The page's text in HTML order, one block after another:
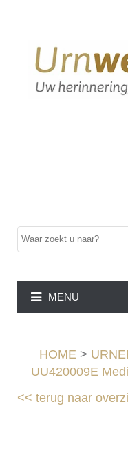
MENU
HOME >
UU420009E
<<terug naar